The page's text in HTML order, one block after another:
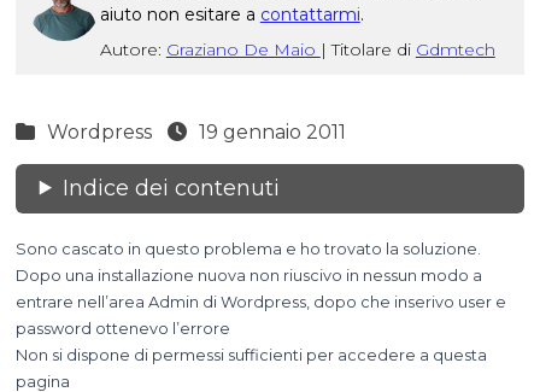
aiuto non esitare a contattarmi.
Autore: Graziano De Maio | Titolare di Gdmtech
Wordpress 19 gennaio 2011
Indice dei contenuti
Sono cascato in questo problema e ho trovato la soluzione.
Dopo una installazione nuova non riuscivo in nessun modo a
entrare nell’area Admin di Wordpress, dopo che inserivo user e
password ottenevo l’errore
Non si dispone di permessi sufficienti per accedere a questa
pagina